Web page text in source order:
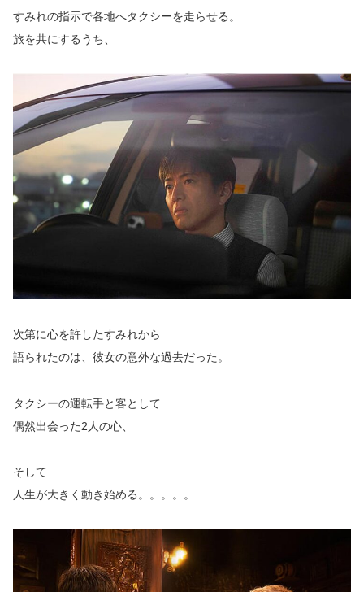
すみれの指示で各地へタクシーを走らせる。
旅を共にするうち、
次第に心を許したすみれから
語られたのは、彼女の意外な過去だった。
タクシーの運転手と客として
偶然出会った2人の心、
そして
人生が大きく動き始める。。。。。